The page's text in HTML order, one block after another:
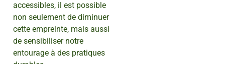
accessibles, il est possible
non seulement de diminuer
cette empreinte, mais aussi
de sensibiliser notre
entourage à des pratiques